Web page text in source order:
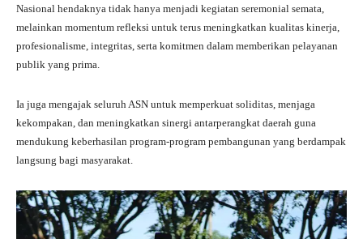
Nasional hendaknya tidak hanya menjadi kegiatan seremonial semata,
melainkan momentum refleksi untuk terus meningkatkan kualitas kinerja,
profesionalisme, integritas, serta komitmen dalam memberikan pelayanan
publik yang prima.
Ia juga mengajak seluruh ASN untuk memperkuat soliditas, menjaga
kekompakan, dan meningkatkan sinergi antarperangkat daerah guna
mendukung keberhasilan program-program pembangunan yang berdampak
langsung bagi masyarakat.